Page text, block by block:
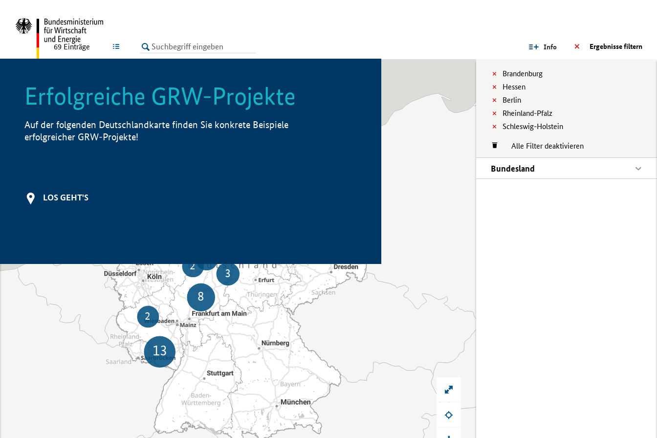
LISTE Ergebnisse filtern
Info
Brandenburg
Hessen
Berlin
Rheinland-Pfalz
Schleswig-Holstein
Alle Filter deaktivieren
Bundesland
69 Einträge
Erfolgreiche GRW-Projekte
Auf der folgenden Deutschlandkarte finden Sie konkrete Beispiele
erfolgreicher GRW-Projekte!
LOS GEHT'S